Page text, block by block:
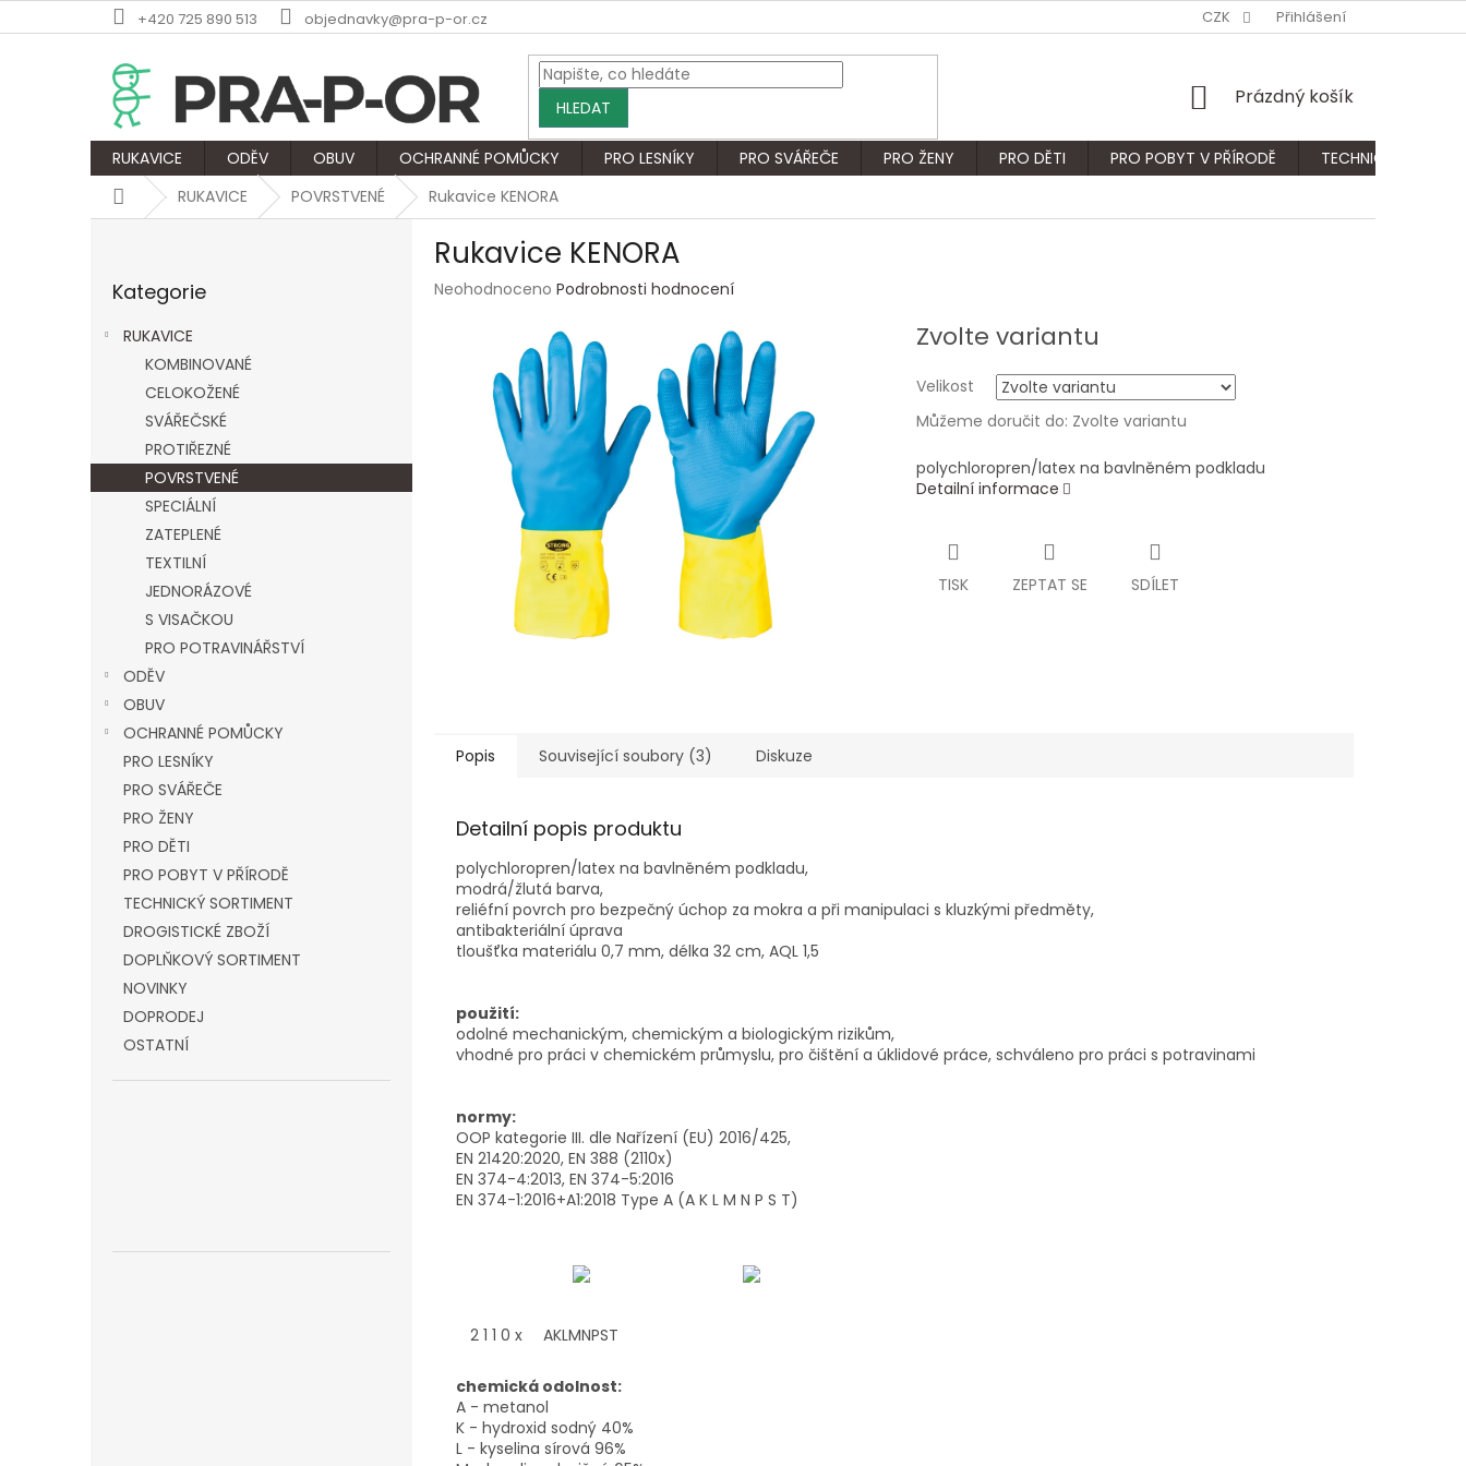
na
+420 725 890 513 objednavky@pra-p-or.cz CZK Přihlášení
HLEDAT
NÁKUPNÍ
Prázdný košík
RUKAVICE ODĚV OBUV OCHRANNÉ POMŮCKY PRO LESNÍKY PRO SVÁŘEČE PRO ŽENY PRO DĚTI PRO POBYT V PŘÍRODĚ
TECHNICKÝ
DomůRUKAVICE POVRSTVENÉ Rukavice KENORA
a
n
kategorie
Kategorie
RUKAVICE
KOMBINOVANÉ
CELOKOŽENÉ
SVÁŘEČSKÉ
PROTIŘEZNÉ
POVRSTVENÉ
SPECIÁLNÍ
ZATEPLENÉ
TEXTILNÍ
JEDNORÁZOVÉ
S VISAČKOU
PRO POTRAVINÁŘSTVÍ
ODĚV
OBUV
OCHRANNÉ POMŮCKY
PRO LESNÍKY
PRO SVÁŘEČE
PRO ŽENY
PRO DĚTI
PRO POBYT V PŘÍRODĚ
TECHNICKÝ SORTIMENT
DROGISTICKÉ ZBOŽÍ
DOPLŇKOVÝ SORTIMENT
NOVINKY
DOPRODEJ
OSTATNÍ
Rukavice KENORA
Průměrné
hvězdiček.
Neohodnoceno Podrobnosti hodnocení
Zvolte variantu
Velikost
Můžeme doručit do: Zvolte variantu
polychloropren/latex na bavlněném podkladu
Detailní informace
TISK ZEPTAT SE SDÍLET
Popis Související soubory (3) Diskuze
Detailní popis produktu
polychloropren/latex na bavlněném podkladu,
modrá/žlutá barva,
reliéfní povrch pro bezpečný úchop za mokra a při manipulaci s kluzkými předměty,
antibakteriální úprava
tloušťka materiálu 0,7 mm, délka 32 cm, AQL 1,5
použití:
odolné mechanickým, chemickým a biologickým rizikům,
vhodné pro práci v chemickém průmyslu, pro čištění a úklidové práce, schváleno pro práci s potravinami
normy:
OOP kategorie III. dle Nařízení (EU) 2016/425,
EN 21420:2020, EN 388 (2110x)
EN 374-4:2013, EN 374-5:2016
EN 374-1:2016+A1:2018 Type A (A K L M N P S T)
2 1 1 0 x AKLMNPST
chemická odolnost:
A - metanol
K - hydroxid sodný 40%
L - kyselina sírová 96%